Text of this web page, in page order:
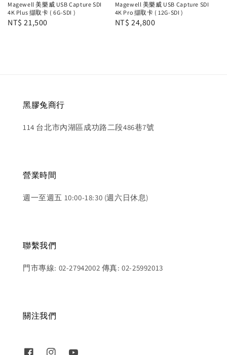
Magewell 美樂威 USB Capture SDI
4K Plus 擷取卡 ( 6G-SDI )
Regular
NT$ 21,500
Magewell 美樂威 USB Capture SDI
4K Pro 擷取卡 ( 12G-SDI )
Regular
NT$ 24,800
黑膠兔商行
114 台北市內湖區成功路二段486巷7號
營業時間
週一至週五 10:00-18:30 (週六日休息)
聯繫我們
門市專線: 02-27942002 傳真: 02-25992013
關注我們